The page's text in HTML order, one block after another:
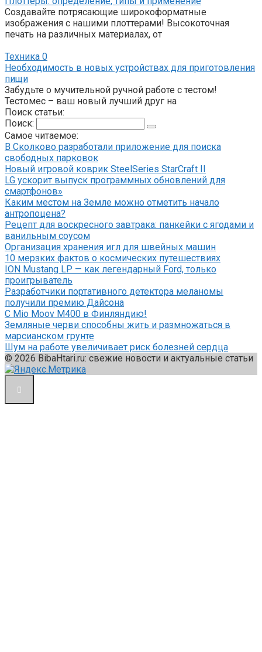
Создавайте потрясающие широкоформатные
изображения с нашими плоттерами! Высокоточная
печать на различных материалах, от
Техника 0
Необходимость в новых устройствах для приготовления
пищи
Забудьте о мучительной ручной работе с тестом!
Тестомес – ваш новый лучший друг на
Поиск статьи:
Поиск:
Самое читаемое:
В Сколково разработали приложение для поиска
свободных парковок
Новый игровой коврик SteelSeries StarCraft II
LG ускорит выпуск программных обновлений для
смартфонов»
Каким местом на Земле можно отметить начало
антропоцена?
Рецепт для воскресного завтрака: панкейки с ягодами и
ванильным соусом
Организация хранения игл для швейных машин
10 мерзких фактов о космических путешествиях
ION Mustang LP — как легендарный Ford, только
проигрыватель
Разработчики портативного детектора меланомы
получили премию Дайсона
С Mio Moov M400 в Финляндию!
Земляные черви способны жить и размножаться в
марсианском грунте
Шум на работе увеличивает риск болезней сердца
© 2026 BibaHtari.ru: свежие новости и актуальные статьи